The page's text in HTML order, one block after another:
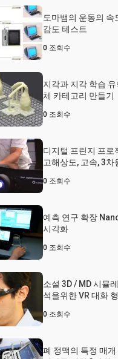
도마뱀의 운동의 속
감도 테스트
0 조회수
지각과 지각 학습
체 카테고리 만들기
0 조회수
디지털 프린지 프로
고해상도, 고속, 3차
0 조회수
예측 연구 확장
시각화
0 조회수
소설 3D / MD 시뮬
석을위한 VR 대화
0 조회수
폐 정맥의 특정 매